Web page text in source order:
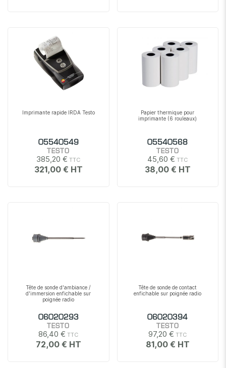
Imprimante rapide IRDA Testo
05540549
TESTO
385,20 €
321,00 €
Papier thermique pour
imprimante (6 rouleaux)
05540568
TESTO
45,60 €
38,00 €
Tête de sonde d'ambiance /
d'immersion enfichable sur
poignée radio
06020293
TESTO
86,40 €
72,00 €
Tête de sonde de contact
enfichable sur poignée radio
06020394
TESTO
97,20 €
81,00 €